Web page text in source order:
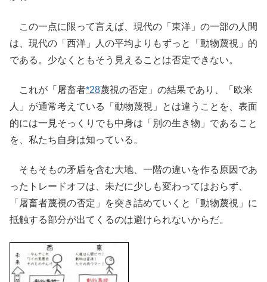
この一点に限って言えば、現代の「東洋」の一部の人間
は、現代の「西洋」人の平均よりもずっと「動物蔑視」的
である。少なくともそう見えることは否定できない。
これが「屠畜者*28蔑視の否定」の結果であり、「欧米
人」が通常考えている「動物蔑視」とは違うことを、表面
的には一見そっくりでも中身は「別の生き物」であること
を、私たち自身は知っている。
そもそもの矛盾を含む大地、一階の違いを作る原因であ
ったトレードオフは、未だに少しも変わってはおらず、
「屠畜者蔑視の否定」を突き詰めていくと「動物蔑視」に
抵触する部分が出てくるのは避けられないからだ。